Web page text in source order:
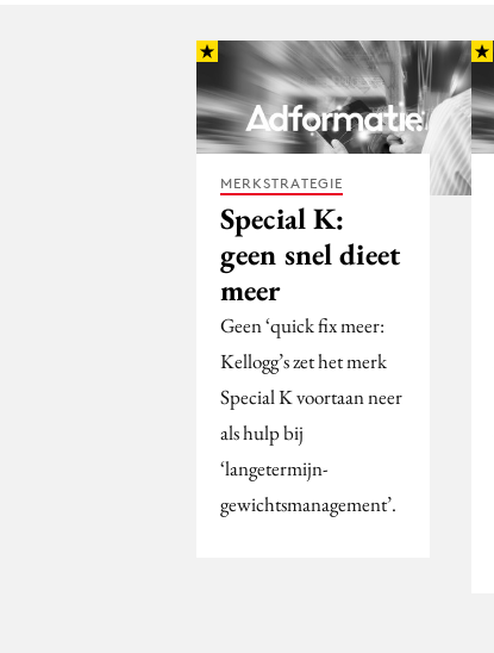
MERKSTRATEGIE
Special K:
geen snel dieet
meer
Geen ‘quick fix meer:
Kellogg’s zet het merk
Special K voortaan neer
als hulp bij
‘langetermijn-
gewichtsmanagement’.